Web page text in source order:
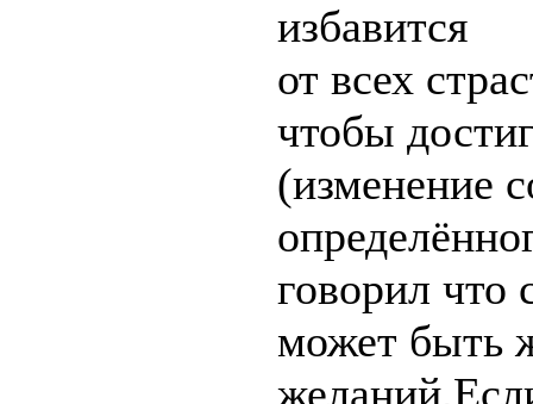
избавится
от всех
чтобы
(изменение
говорил
может быть